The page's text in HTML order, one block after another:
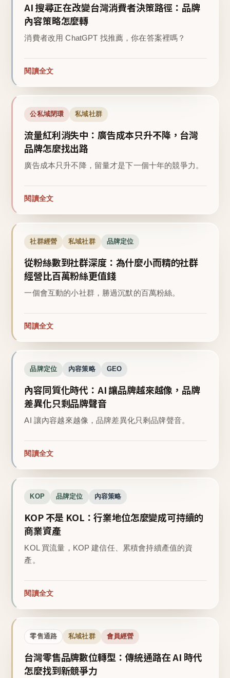
AI 搜尋正在改變台灣消費者決策路徑：品牌
內容策略怎麼轉
消費者改用 ChatGPT 找推薦，你在答案裡嗎？
閱讀全文
公私域閉環 私域社群
流量紅利消失中：廣告成本只升不降，台灣
品牌怎麼找出路
廣告成本只升不降，留量才是下一個十年的競爭力。
閱讀全文
社群經營 私域社群 品牌定位
從粉絲數到社群深度：為什麼小而精的社群
經營比百萬粉絲更值錢
一個會互動的小社群，勝過沉默的百萬粉絲。
閱讀全文
品牌定位 內容策略 GEO
內容同質化時代：AI 讓品牌越來越像，品牌
差異化只剩品牌聲音
AI 讓內容越來越像，品牌差異化只剩品牌聲音。
閱讀全文
KOP 品牌定位 內容策略
KOP 不是 KOL：行業地位怎麼變成可持續的
商業資產
KOL 買流量，KOP 建信任、累積會持續產值的資
產。
閱讀全文
零售通路 私域社群 會員經營
台灣零售品牌數位轉型：傳統通路在 AI 時代
怎麼找到新競爭力